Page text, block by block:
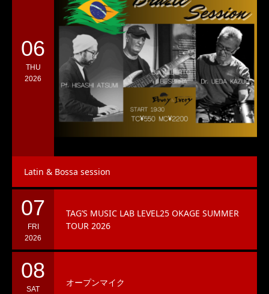
06
THU
2026
Latin & Bossa session
07
FRI
2026
TAG’S MUSIC LAB LEVEL25 OKAGE SUMMER
TOUR 2026
08
SAT
オープンマイク